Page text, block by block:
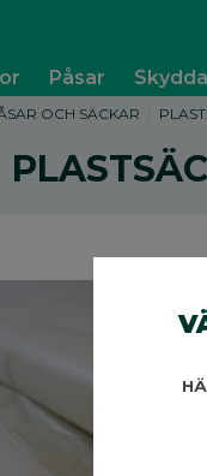
Påsar
OCH SÄCKAR